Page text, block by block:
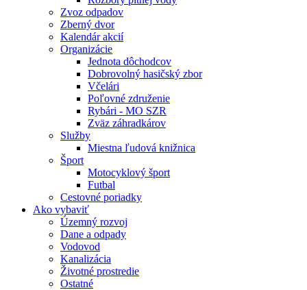
Zvoz odpadov
Zberný dvor
Kalendár akcií
Organizácie
Jednota dôchodcov
Dobrovolný hasičský zbor
Včelári
Poľovné združenie
Rybári - MO SZR
Zväz záhradkárov
Služby
Miestna ľudová knižnica
Šport
Motocyklový šport
Futbal
Cestovné poriadky
Ako vybaviť
Územný rozvoj
Dane a odpady
Vodovod
Kanalizácia
Životné prostredie
Ostatné